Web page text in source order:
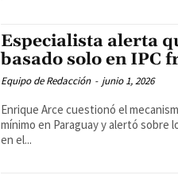
Especialista alerta
basado solo en IPC
Equipo de Redacción - junio 1, 2026
Enrique Arce cuestionó el
mínimo en Paraguay y alertó
en el...